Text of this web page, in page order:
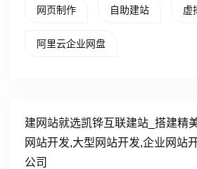
网页制作 自助建站 虚
阿里云企业网盘
建网站就选凯铧互联建站_搭建精
网站开发,大型网站开发,企业网站
公司